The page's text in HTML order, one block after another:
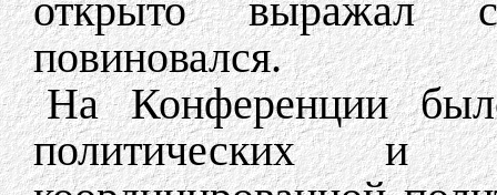
открыто выражал
повиновался.
На Конференции
политических и